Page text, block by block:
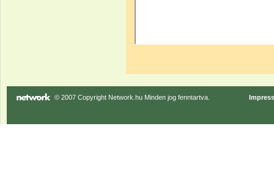
© 2007 Copyright Network.hu Minden jog fenntartva.